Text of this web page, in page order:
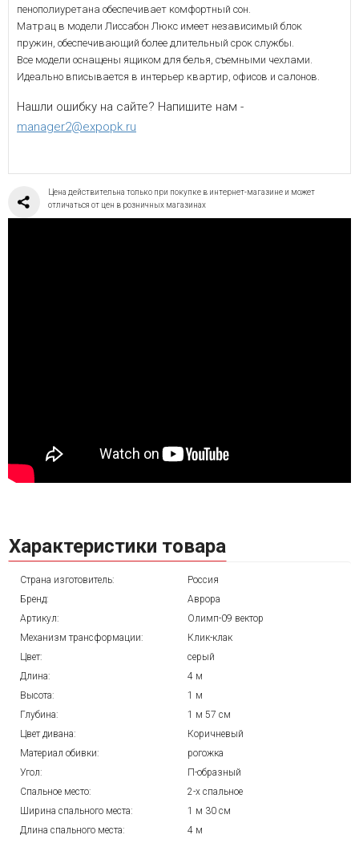
пенополиуретана обеспечивает комфортный сон.
Матрац в модели Лиссабон Люкс имеет независимый блок
пружин, обеспечивающий более длительный срок службы.
Все модели оснащены ящиком для белья, съемными чехлами.
Идеально вписывается в интерьер квартир, офисов и салонов.
Нашли ошибку на сайте? Напишите нам -
manager2@expopk.ru
Цена действительна только при покупке в интернет-магазине и может
отличаться от цен в розничных магазинах
Характеристики товара
Страна изготовитель:
Россия
Бренд:
Аврора
Артикул:
Олимп-09 вектор
Механизм трансформации:
Клик-клак
Цвет:
серый
Длина:
4 м
Высота:
1 м
Глубина:
1 м 57 см
Цвет дивана:
Коричневый
Материал обивки:
рогожка
Угол:
П-образный
Спальное место:
2-х спальное
Ширина спального места:
1 м 30 см
Длина спального места:
4 м